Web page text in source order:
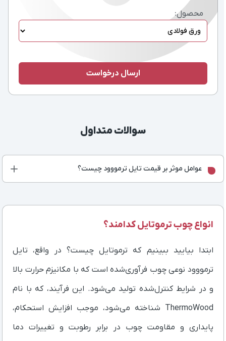
محصول:
سوالات متداول
عوامل موثر بر قیمت تایل ترمووود چیست؟
انواع چوب ترموتایل کدامند؟
ابتدا بیایید ببینیم که ترموتایل چیست؟ در واقع، تایل
ترمووود نوعی چوب فرآوری‌شده است که با مکانیزم حرارت بالا
و در شرایط کنترل‌شده تولید می‌شود. این فرآیند، که با نام
ThermoWood شناخته می‌شود، موجب افزایش استحکام،
پایداری و مقاومت چوب در برابر رطوبت و تغییرات دما